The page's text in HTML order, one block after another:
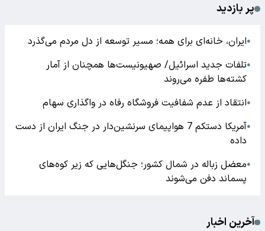
پر بازدید
●ایران، خانه‌ای برای همه؛ مسیر توسعه از دل مردم می‌گذرد
●تلفات جدید اسرائیل/ صهیونیست‌ها همچنان از آمار
کشته‌ها طفره می‌روند
●انتقاد از عدم شفافیت فروشگاه رفاه در واگذاری سهام
●
آمریکا دستکم 7 هواپیمای سرنشین‌دار در جنگ ایران از دست
داده
●معضل زباله در شمال کشور؛ جنگل‌هایی که زیر کوه‌های
پسماند دفن می‌شوند
آخرین اخبار